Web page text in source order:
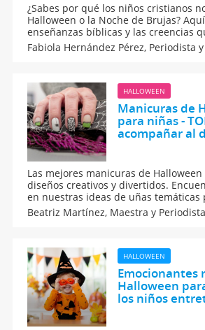
¿Sabes por qué los niños cristianos
Halloween o la Noche de Brujas?
enseñanzas bíblicas y las creencias
muchas familias a optar por evitar
31 de octubre, enfocándose
Fabiola Hernández Pérez, Periodista
HALLOWEEN
Manicuras de
para niñas -
acompañar al
Las mejores manicuras de
diseños creativos y divertidos.
en nuestras ideas de uñas temáticas
complementarán perfectamente
la Noche de Brujas. Sorprende a tus
Beatriz Martínez, Maestra y Periodista
HALLOWEEN
Emocionantes
Halloween
los niños